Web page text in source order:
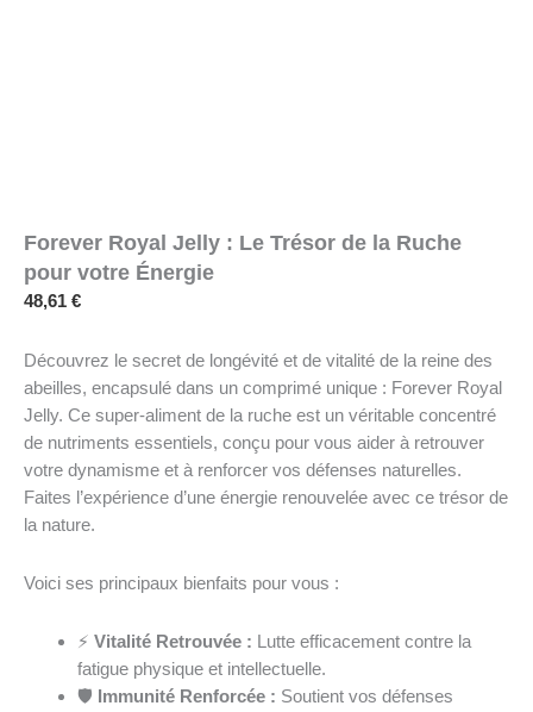
Forever Royal Jelly : Le Trésor de la Ruche
pour votre Énergie
48,61 €
Découvrez le secret de longévité et de vitalité de la reine des
abeilles, encapsulé dans un comprimé unique : Forever Royal
Jelly. Ce super-aliment de la ruche est un véritable concentré
de nutriments essentiels, conçu pour vous aider à retrouver
votre dynamisme et à renforcer vos défenses naturelles.
Faites l’expérience d’une énergie renouvelée avec ce trésor de
la nature.
Voici ses principaux bienfaits pour vous :
⚡ Vitalité Retrouvée : Lutte efficacement contre la
fatigue physique et intellectuelle.
🛡️ Immunité Renforcée : Soutient vos défenses